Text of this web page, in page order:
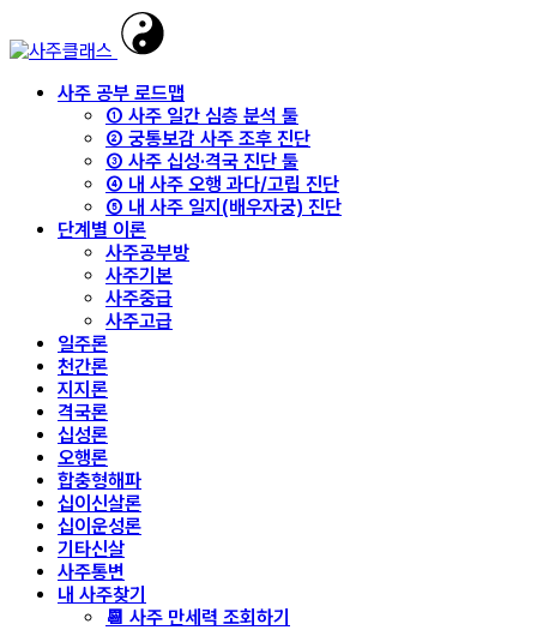
사주 공부 로드맵
① 사주 일간 심층 분석 툴
② 궁통보감 사주 조후 진단
③ 사주 십성·격국 진단 툴
④ 내 사주 오행 과다/고립 진단
⑤ 내 사주 일지(배우자궁) 진단
단계별 이론
사주공부방
사주기본
사주중급
사주고급
일주론
천간론
지지론
격국론
십성론
오행론
합충형해파
십이신살론
십이운성론
기타신살
사주통변
내 사주찾기
📆 사주 만세력 조회하기